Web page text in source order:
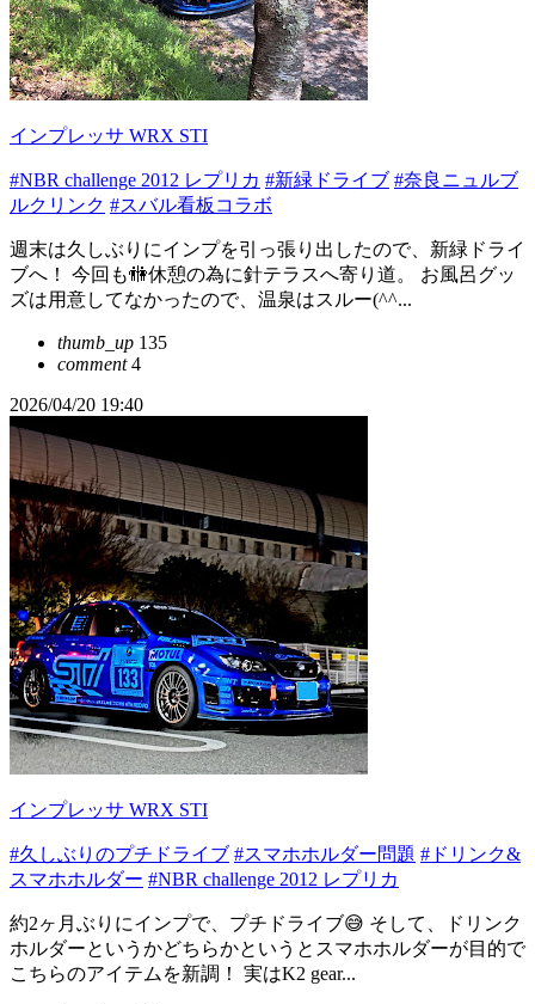
インプレッサ WRX STI
#NBR challenge 2012 レプリカ #新緑ドライブ #奈良ニュルブ
ルクリンク #スバル看板コラボ
週末は久しぶりにインプを引っ張り出したので、新緑ドライ
ブへ！ 今回も🚻休憩の為に針テラスへ寄り道。 お風呂グッ
ズは用意してなかったので、温泉はスルー(^^...
thumb_up 135
comment4
2026/04/20 19:40
インプレッサ WRX STI
#久しぶりのプチドライブ #スマホホルダー問題 #ドリンク&
スマホホルダー #NBR challenge 2012 レプリカ
約2ヶ月ぶりにインプで、プチドライブ😅 そして、ドリンク
ホルダーというかどちらかというとスマホホルダーが目的で
こちらのアイテムを新調！ 実はK2 gear...